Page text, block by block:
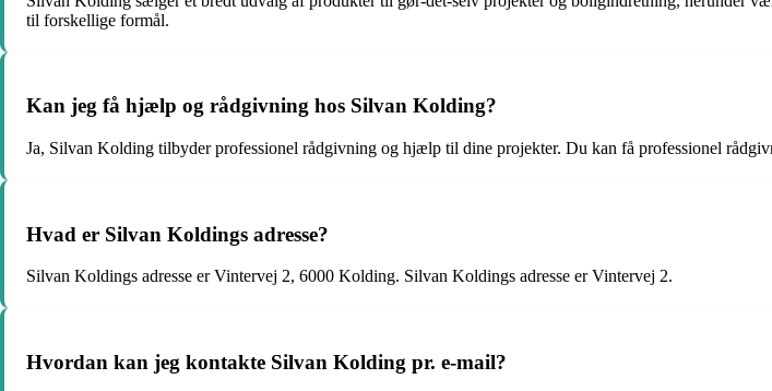
til forskellige formål.
Kan jeg få hjælp og rådgivning hos Silvan Kolding?
Ja, Silvan Kolding tilbyder professionel rådgivning og hjælp til dine projekter. Du kan få professionel
Hvad er Silvan Koldings adresse?
Silvan Koldings adresse er Vintervej 2, 6000 Kolding. Silvan Koldings adresse er Vintervej 2.
Hvordan kan jeg kontakte Silvan Kolding pr. e-mail?